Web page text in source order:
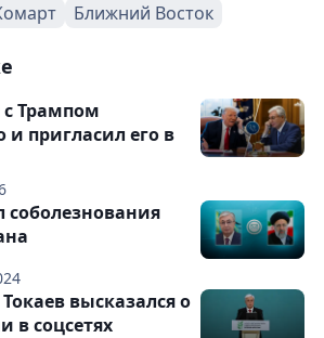
Ближний Восток
с Трампом
и пригласил его в
соболезнования
высказался о
в соцсетях